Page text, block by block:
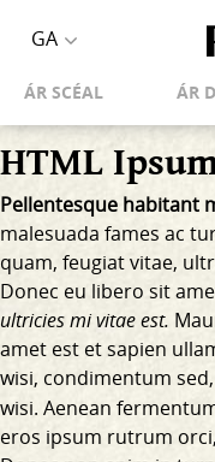
GA
language
selector
ÁR SCÉAL ÁR
HTML
Pellentesque habitant
malesuada fames ac
quam, feugiat vitae,
Donec eu libero sit
ultricies mi vitae est.
amet est et sapien
wisi, condimentum sed,
wisi. Aenean
eros ipsum rutrum